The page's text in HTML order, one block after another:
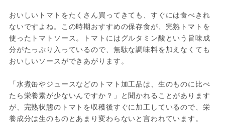
おいしいトマトをたくさん買ってきても、すぐには食べきれ
ないですよね。この時期おすすめの保存食が、完熟トマトを
使ったトマトソース。トマトにはグルタミン酸という旨味成
分がたっぷり入っているので、無駄な調味料を加えなくても
おいしいソースができあがります。
「水煮缶やジュースなどのトマト加工品は、生のものに比べ
たら栄養素が少ないんですか？」と聞かれることがあります
が、完熟状態のトマトを収穫後すぐに加工しているので、栄
養成分は生のものとあまり変わらないと言われています。